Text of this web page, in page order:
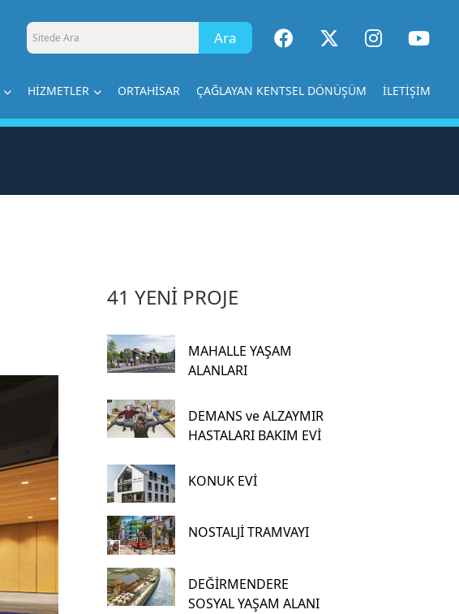
×
HİZMETLER ORTAHİSAR ÇAĞLAYAN KENTSEL DÖNÜŞÜM İLETİŞİM
41 YENİ PROJE
MAHALLE YAŞAM
ALANLARI
DEMANS ve ALZAYMIR
HASTALARI BAKIM EVİ
KONUK EVİ
NOSTALJİ TRAMVAYI
DEĞİRMENDERE
SOSYAL YAŞAM ALANI